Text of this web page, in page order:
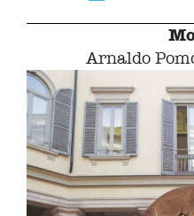
Arnaldo